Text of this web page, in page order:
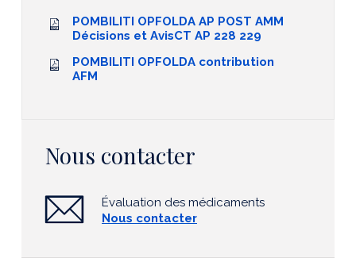
POMBILITI OPFOLDA AP POST AMM
Décisions et AvisCT AP 228 229
POMBILITI OPFOLDA contribution
AFM
Nous contacter
Évaluation des médicaments
Nous contacter